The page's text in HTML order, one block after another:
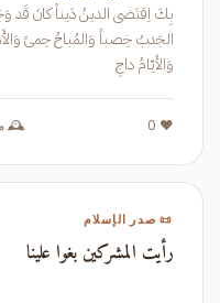
وَالأَيّامُ داجِ
❤️ 0 🕰️ منذ
📜 صدر الإسلام
رأيت المشركين بغوا علينا